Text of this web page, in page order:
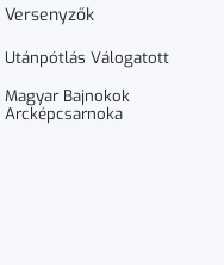
Versenyzők
Utánpótlás Válogatott
Magyar Bajnokok
Arcképcsarnoka